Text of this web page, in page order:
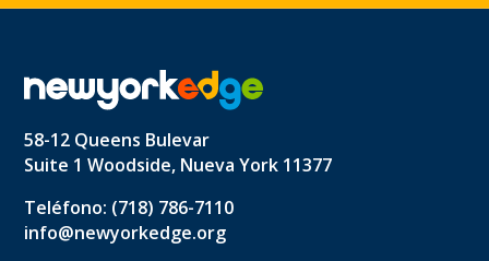
58-12 Queens Bulevar
Suite 1 Woodside, Nueva York 11377
Teléfono: (718) 786-7110
info@newyorkedge.org